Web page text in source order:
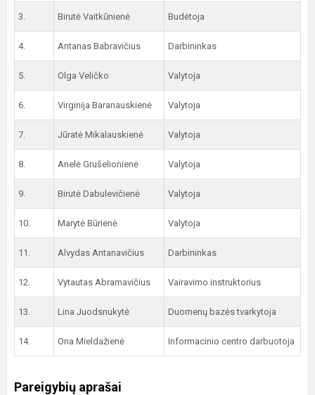
3. Birutė Vaitkūnienė Budėtoja
4. Antanas Babravičius Darbininkas
5. Olga Veličko Valytoja
6. Virginija Baranauskienė Valytoja
7. Jūratė Mikalauskienė Valytoja
8. Anelė Grušelionienė Valytoja
9. Birutė Dabulevičienė Valytoja
10. Marytė Būrienė Valytoja
11. Alvydas Antanavičius Darbininkas
12. Vytautas Abramavičius Vairavimo instruktorius
13. Lina Juodsnukytė Duomenų bazės tvarkytoja
14. Ona Mieldažienė Informacinio centro darbuotoja
Pareigybių aprašai